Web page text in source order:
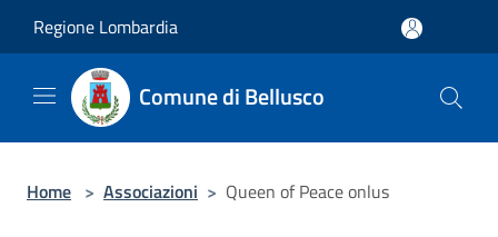
Regione Lombardia
Comune di Bellusco
Home > Associazioni > Queen of Peace onlus